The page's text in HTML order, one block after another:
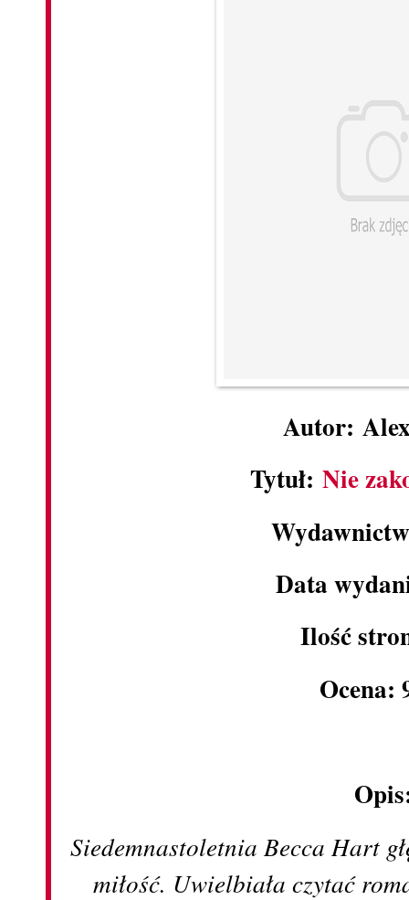
Autor:
Tytuł:Nie
Data
Ilość
Ocena:
Siedemnastoletnia Becca Hart
miłość. Uwielbiała czytać